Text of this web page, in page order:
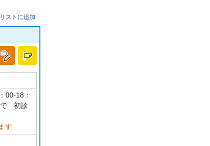
ストに追加
00-18：
で 初診
す